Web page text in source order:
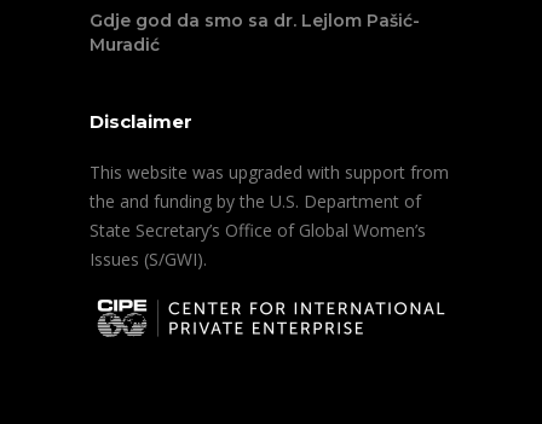
Gdje god da smo sa dr. Lejlom Pašić-
Muradić
Disclaimer
This website was upgraded with support from
the and funding by the U.S. Department of
State Secretary’s Office of Global Women’s
Issues (S/GWI).